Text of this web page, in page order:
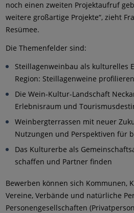
noch einen zweiten Projektaufruf
weitere großartige Projekte“, zieht
Resümee.
Die Themenfelder sind:
Steillagenweinbau als kulturelles
Region: Steillagenweine profilieren
Die Wein-Kultur-Landschaft
Erlebnisraum und
Weinbergterrassen mit neuer
Nutzungen und Perspektiven für
Das Kulturerbe als
schaffen und Partner finden
Bewerben können sich Kommunen,
Vereine, Verbände und natürliche
Personengesellschaften